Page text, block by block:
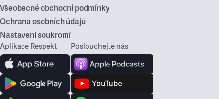
Všeobecné obchodní podmínky
Ochrana osobních údajů
Nastavení soukromí
Aplikace Respekt Poslouchejte nás